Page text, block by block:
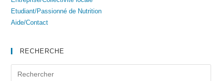
Etudiant/Passionné de Nutrition
Aide/Contact
RECHERCHE